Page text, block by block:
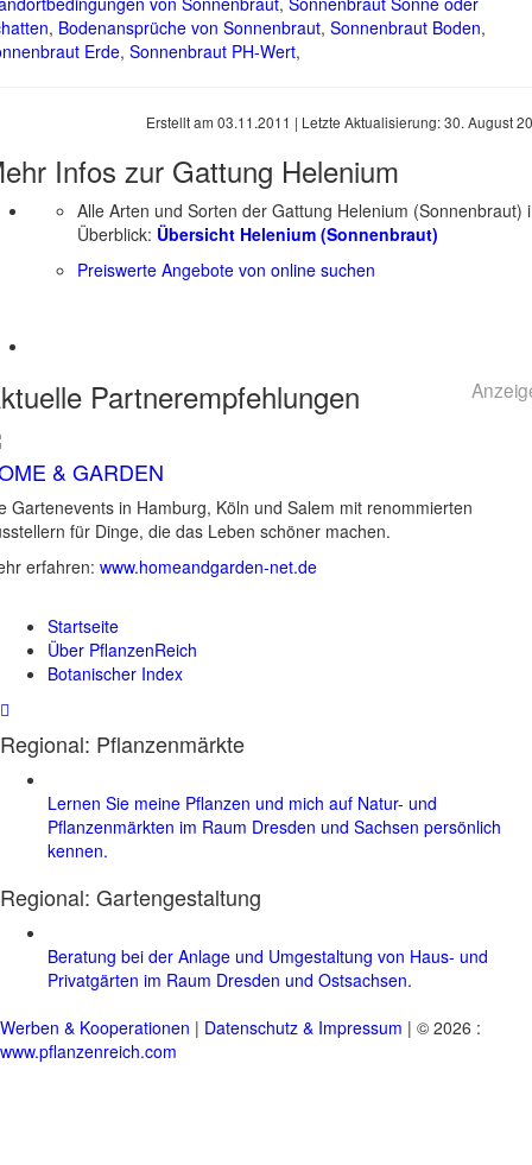
, Bodenansprüche von Sonnenbraut, Sonnenbraut Boden,
Erde, Sonnenbraut PH-Wert,
Erstellt am 03.11.2011 | Letzte Aktualisierung:30. August
Infos zur Gattung Helenium
Alle Arten und Sorten der Gattung Helenium (Sonnenbraut)
Überblick: Übersicht Helenium (Sonnenbraut)
Preiswerte Angebote von online suchen
Partnerempfehlungen
& GARDEN
Gartenevents in Hamburg, Köln und Salem mit renommierten
für Dinge, die das Leben schöner machen.
erfahren: www.homeandgarden-net.de
Startseite
Über PflanzenReich
Botanischer Index
Regional: Pflanzenmärkte
Lernen Sie meine Pflanzen und mich auf Natur- und
Pflanzenmärkten im Raum Dresden und Sachsen persönlich
kennen.
Regional: Gartengestaltung
Beratung bei der Anlage und Umgestaltung von Haus- und
Privatgärten im Raum Dresden und Ostsachsen.
Werben & Kooperationen | Datenschutz & Impressum | © 2026 :
www.pflanzenreich.com